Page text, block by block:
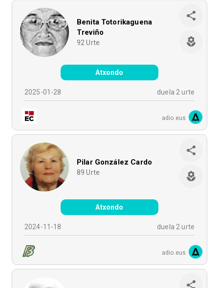
Benita Totorikaguena
Treviño
92 Urte
Atxondo
2025-01-28 duela 2 urte
adio.eus
Pilar González Cardo
89 Urte
Atxondo
2024-11-18 duela 2 urte
adio.eus